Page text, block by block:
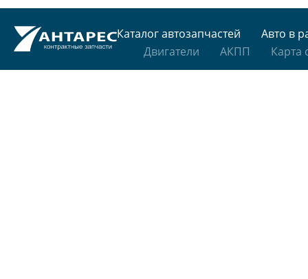
Каталог автозапчастей
Авто в
Двигатели
АКПП Карта